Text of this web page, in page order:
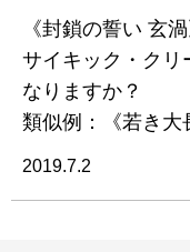
《封鎖の誓い 玄
サイキック・クリ
なりますか？
類似例：《若き大
2019.7.2